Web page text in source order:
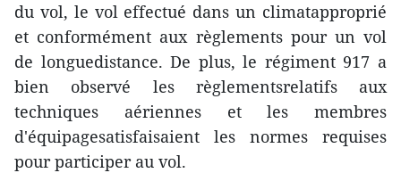
du vol, le vol effectué dans un climatapproprié
et conformément aux règlements pour un vol
de longuedistance. De plus, le régiment 917 a
bien observé les règlementsrelatifs aux
techniques aériennes et les membres
d'équipagesatisfaisaient les normes requises
pour participer au vol.